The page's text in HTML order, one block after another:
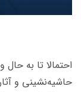
احتمالا تا به
حاشیه‌نشینی و